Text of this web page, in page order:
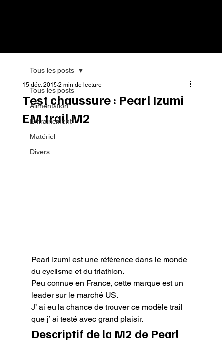
Tous les posts
Alimentation
Entrainement
Matériel
Divers
Tous les posts
Test chaussure : Pearl Izumi
EM trail M2
15 déc. 2015 2 min de lecture
Pearl Izumi est une référence dans le monde
du cyclisme et du triathlon.
Peu connue en France, cette marque est un
leader sur le marché US.
J’ ai eu la chance de trouver ce modèle trail
que j’ ai testé avec grand plaisir.
Descriptif de la M2 de Pearl